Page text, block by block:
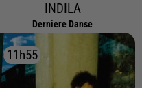
INDILA
Derniere Danse
11h55
11h55